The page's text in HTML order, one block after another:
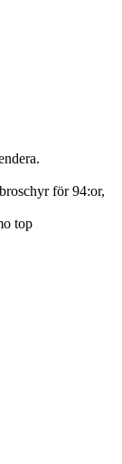
för 94:or,
top